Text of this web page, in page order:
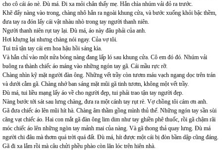
cho cô cái áo nè. Đù má. Đi xa mỏi chân thấy mẹ. Hắn chìa nhúm vải đỏ ra trước.
Khẽ đẩy nàng vào trong, chàng nhô hẳn ra ngoài khung cửa, và bước xuống khỏi bậc thềm,
đưa tay ra đón lấy cái vật nhàu nhò trong tay người thanh niên.
Người thanh niên rụt tay lại. Đù má, áo này đâu phải của anh.
Hơi khựng lại nhưng chàng nói ngay. Của vợ tôi.
Tui trả tận tay cái em hoa hậu hồi sáng kìa.
Và hắn chỉ vào một nửa bóng nàng đang lấp ló sau khung cửa. Cô em đó đó. Nhúm vải
buông ra thành chiếc áo máng vào những ngón tay gã. Cái mầu rực rỡ.
Chàng nhìn kỹ mặt người đàn ông. Những vết trầy còn tươm máu vạch ngang dọc trên trán
và dưới cằm gã. Chàng nhớ ban sáng mặt mũi gã tinh tươm, không một vết trầy.
Đù má, tui liều mạng lấy áo về cho người đẹp, tui phải trao tận tay người đẹp.
Nàng bước tới sát sau lưng chàng, đưa ra một cánh tay rụt rè. Vợ chồng tôi cám ơn anh.
Gã đưa chiếc áo lên mũi hít hà. Chàng âm thầm gồng mình thủ thế. Những ngón tay sần sùi
căng vạt chiếc áo. Hai con mắt gã đàn ông lim dim như tay ghiền phê thuốc, rồi gã chậm rãi
móc chiếc áo lên những ngòn tay mảnh mai của nàng. Và gã thong thả quay lưng. Đù má
người chi đâu mà thơm quá trời quá đất. Đù má, hít được một cái bị đòn bầm dập cũng đáng.
Gã đi xa lắm rồi mà câu chửi phều phào còn lăn lóc trên hiên nhà.